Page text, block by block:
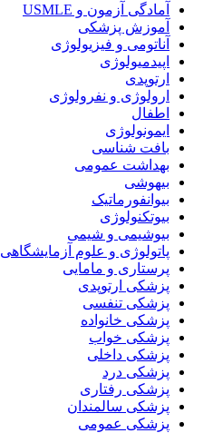
آمادگی آزمون و USMLE
آموزش پزشکی
آناتومی و فیزیولوژی
اپیدمیولوژی
ارتوپدی
ارولوژی و نفرولوژی
اطفال
ایمونولوژی
بافت شناسی
بهداشت عمومی
بیهوشی
بیوانفورماتیک
بیوتکنولوژی
بیوشیمی و شیمی
پاتولوژی و علوم آزمایشگاهی
پرستاری و مامایی
پزشکی ارتوپدی
پزشکی تنفسی
پزشکی خانواده
پزشکی خواب
پزشکی داخلی
پزشکی درد
پزشکی رفتاری
پزشکی سالمندان
پزشکی عمومی